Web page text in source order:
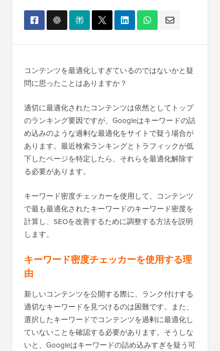
コンテンツを最適化しすぎているのではないかと疑
問に思ったことはありますか？
適切に最適化されたコンテンツは依然としてトップ
のランキング要因ですが、Googleはキーワードの詰
め込みのような過剰な最適化をサイトで疑う場合が
あります。最近検索ランキングとトラフィックが低
下したページを特定したら、それらを最適化解除す
る必要があります。
キーワード密度チェッカーを使用して、コンテンツ
で最も最適化されたキーワードのキーワード密度を
計算し、SEOを改善するために調整する方法を説明
します。
キーワード密度チェッカーを使用する理
由
新しいコンテンツを公開する際に、ランク付けする
適切なキーワードを見つけるのは困難です。また、
選択したキーワードでコンテンツを過剰に最適化し
ていないことを確認する必要があります。そうしな
いと、Googleはキーワードの詰め込みすぎを疑う可